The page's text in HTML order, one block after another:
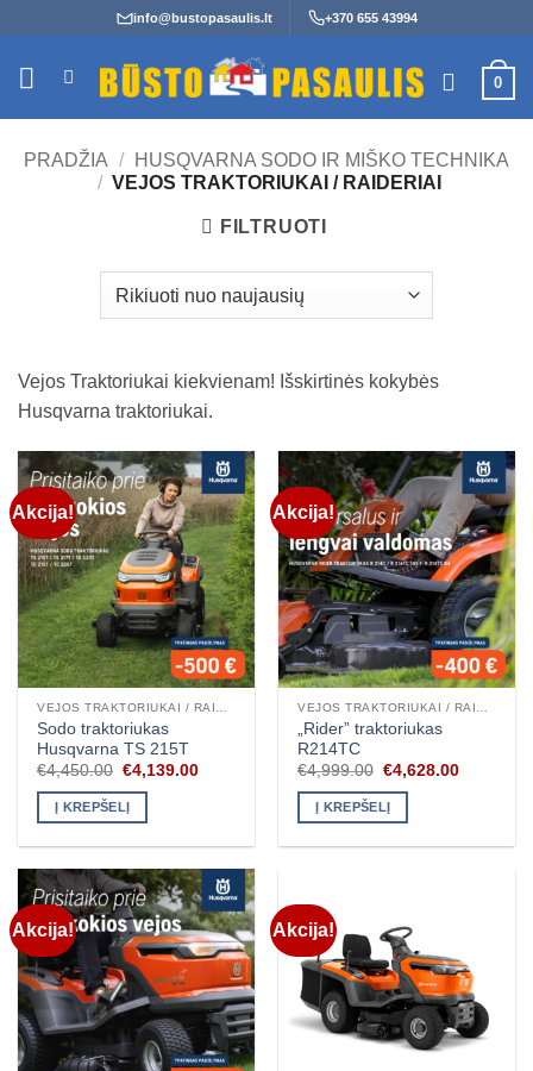
content
info@bustopasaulis.lt +370 655 43994
0
PRADŽIA /
HUSQVARNA SODO IR MIŠKO TECHNIKA
/ VEJOS TRAKTORIUKAI / RAIDERIAI
FILTRUOTI
Vejos Traktoriukai kiekvienam! Išskirtinės kokybės
Husqvarna traktoriukai.
Akcija!
Sodo traktoriukas
Husqvarna TS 215T
€4,450.00 Original
was:
€4,450.00.
€4,139.00Current
Į KREPŠELĮ
Akcija!
„Rider” traktoriukas
R214TC
€4,999.00 Original
was:
€4,999.00.
€4,628.00Current
Į KREPŠELĮ
Akcija! Akcija!